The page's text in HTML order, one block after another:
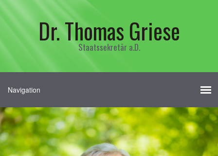
Dr. Thomas Griese
Staatssekretär a.D.